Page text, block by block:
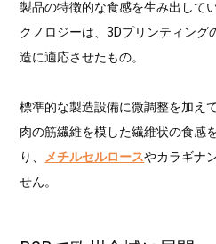
製品の特徴的な食感を生み出して
クノロジーは、3Dプリンティング
造に適応させたもの。
標準的な製造設備に微調整を加え
肉の筋繊維を模した繊維状の食感
り、
メチルセルロースやカラギナ
せん。